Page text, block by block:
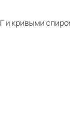
и кривыми